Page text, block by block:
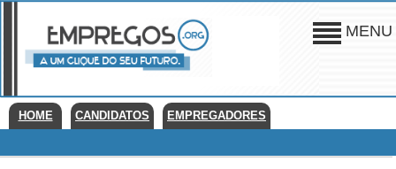
MENU
HOME CANDIDATOS EMPREGADORES